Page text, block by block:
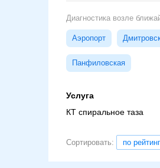
Диагностика возле
Аэропорт
Панфиловская
Услуга
КТ спиральное таза
Сортировать: по